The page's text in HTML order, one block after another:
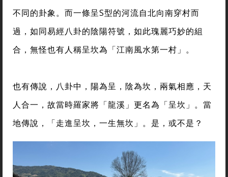
不同的卦象。而一條呈S型的河流自北向南穿村而
過，如同易經八卦的陰陽符號，如此瑰麗巧妙的組
合，無怪也有人稱呈坎為「江南風水第一村」。
也有傳說，八卦中，陽為呈，陰為坎，兩氣相應，天
人合一，故當時羅家將「龍溪」更名為「呈坎」。當
地傳說，「走進呈坎，一生無坎」。是，或不是？